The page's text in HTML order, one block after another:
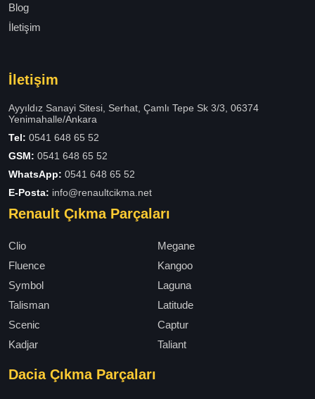
Blog
İletişim
İletişim
Ayyıldız Sanayi Sitesi, Serhat, Çamlı Tepe Sk 3/3, 06374
Yenimahalle/Ankara
Tel: 0541 648 65 52
GSM: 0541 648 65 52
WhatsApp: 0541 648 65 52
E-Posta: info@renaultcikma.net
Renault Çıkma Parçaları
Clio
Megane
Fluence
Kangoo
Symbol
Laguna
Talisman
Latitude
Scenic
Captur
Kadjar
Taliant
Dacia Çıkma Parçaları